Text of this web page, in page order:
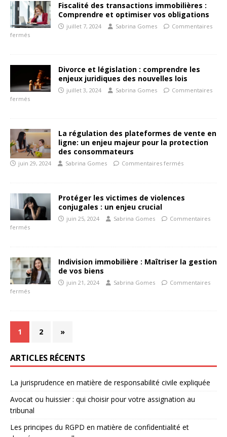
Fiscalité des transactions immobilières :
Comprendre et optimiser vos obligations
juillet 7, 2024 Sabrina Gomes
Commentaires
fermés
Divorce et législation : comprendre les
enjeux juridiques des nouvelles lois
juillet 3, 2024 Sabrina Gomes
Commentaires
fermés
La régulation des plateformes de vente en
ligne: un enjeu majeur pour la protection
des consommateurs
juin 29, 2024 Sabrina Gomes Commentaires fermés
Protéger les victimes de violences
conjugales : un enjeu crucial
juin 25, 2024 Sabrina Gomes
Commentaires
fermés
Indivision immobilière : Maîtriser la gestion
de vos biens
juin 21, 2024 Sabrina Gomes
Commentaires
fermés
1 2 »
ARTICLES RÉCENTS
La jurisprudence en matière de responsabilité civile expliquée
Avocat ou huissier : qui choisir pour votre assignation au
tribunal
Les principes du RGPD en matière de confidentialité et